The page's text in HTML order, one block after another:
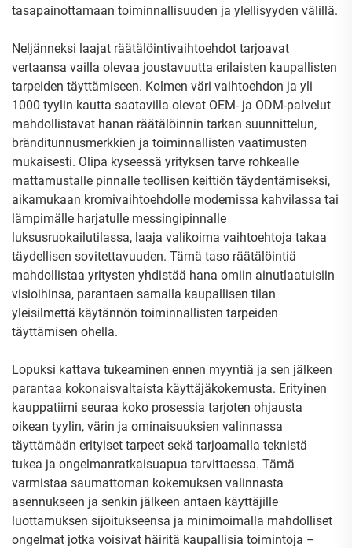
tasapainottamaan toiminnallisuuden ja ylellisyyden välillä.
Neljänneksi laajat räätälöintivaihtoehdot tarjoavat
vertaansa vailla olevaa joustavuutta erilaisten kaupallisten
tarpeiden täyttämiseen. Kolmen väri vaihtoehdon ja yli
1000 tyylin kautta saatavilla olevat OEM- ja ODM-palvelut
mahdollistavat hanan räätälöinnin tarkan suunnittelun,
bränditunnusmerkkien ja toiminnallisten vaatimusten
mukaisesti. Olipa kyseessä yrityksen tarve rohkealle
mattamustalle pinnalle teollisen keittiön täydentämiseksi,
aikamukaan kromivaihtoehdolle modernissa kahvilassa tai
lämpimälle harjatulle messingipinnalle
luksusruokailutilassa, laaja valikoima vaihtoehtoja takaa
täydellisen sovitettavuuden. Tämä taso räätälöintiä
mahdollistaa yritysten yhdistää hana omiin ainutlaatuisiin
visioihinsa, parantaen samalla kaupallisen tilan
yleisilmettä käytännön toiminnallisten tarpeiden
täyttämisen ohella.
Lopuksi kattava tukeaminen ennen myyntiä ja sen jälkeen
parantaa kokonaisvaltaista käyttäjäkokemusta. Erityinen
kauppatiimi seuraa koko prosessia tarjoten ohjausta
oikean tyylin, värin ja ominaisuuksien valinnassa
täyttämään erityiset tarpeet sekä tarjoamalla teknistä
tukea ja ongelmanratkaisuapua tarvittaessa. Tämä
varmistaa saumattoman kokemuksen valinnasta
asennukseen ja senkin jälkeen antaen käyttäjille
luottamuksen sijoitukseensa ja minimoimalla mahdolliset
ongelmat jotka voisivat häiritä kaupallisia toimintoja –